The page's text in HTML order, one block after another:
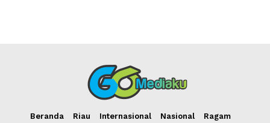
Beranda Riau Internasional Nasional
Ragam